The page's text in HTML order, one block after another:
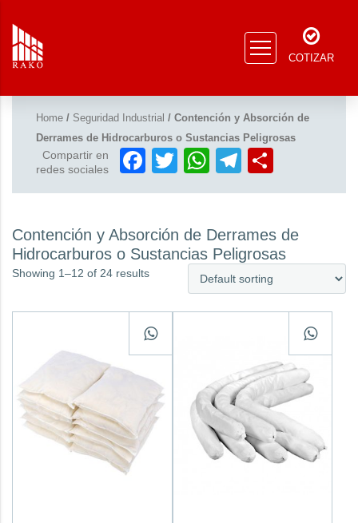
COTIZAR
Home / Seguridad Industrial / Contención y Absorción de
Derrames de Hidrocarburos o Sustancias Peligrosas
Compartir en
redes sociales
Facebook
TwitterWhatsApp
Telegram
Contención y Absorción de Derrames de
Hidrocarburos o Sustancias Peligrosas
Showing 1–12 of 24 results